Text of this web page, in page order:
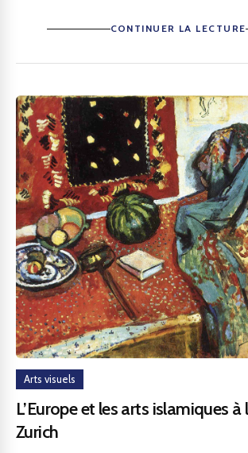
CONTINUER LA LECTURE
Arts visuels
L’Europe et les arts islamiques à
Zurich